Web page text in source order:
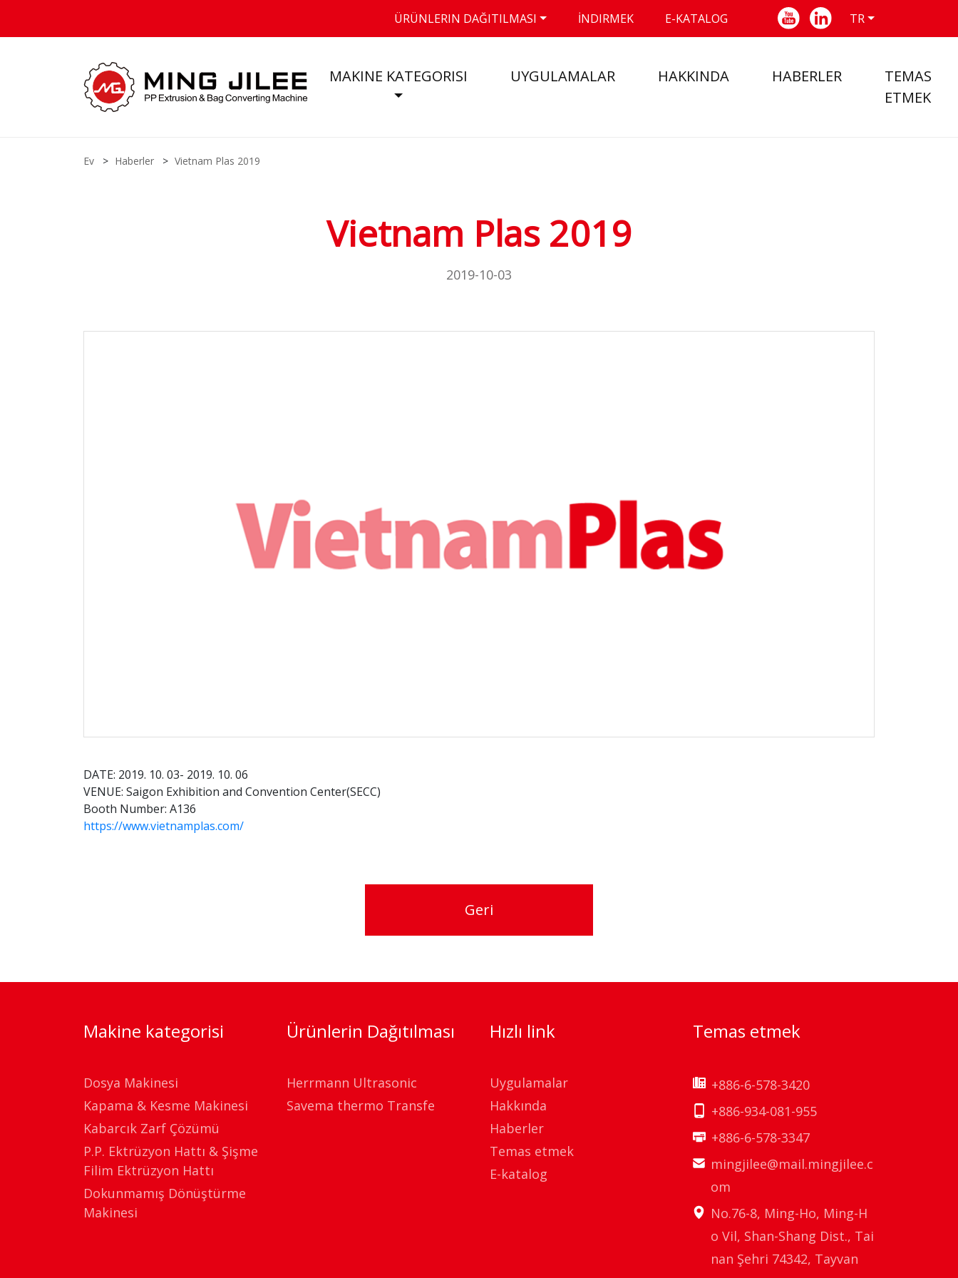
ÜRÜNLERIN DAĞITILMASI İNDIRMEK E-KATALOG TR
MAKINE KATEGORISI UYGULAMALAR HAKKINDA HABERLER
TEMAS
ETMEK
Ev Haberler Vietnam Plas 2019
Vietnam Plas 2019
2019-10-03
DATE: 2019. 10. 03- 2019. 10. 06
VENUE: Saigon Exhibition and Convention Center(SECC)
Booth Number: A136
https://www.vietnamplas.com/
Geri
Makine kategorisi
Dosya Makinesi
Kapama & Kesme Makinesi
Kabarcık Zarf Çözümü
P.P. Ektrüzyon Hattı & Şişme
Filim Ektrüzyon Hattı
Dokunmamış Dönüştürme
Makinesi
Ürünlerin Dağıtılması
Herrmann Ultrasonic
Savema thermo Transfe
Hızlı link
Uygulamalar
Hakkında
Haberler
Temas etmek
E-katalog
Temas etmek
+886-6-578-3420
+886-934-081-955
+886-6-578-3347
mingjilee@mail.mingjilee.c
om
No.76-8, Ming-Ho, Ming-H
o Vil, Shan-Shang Dist., Tai
nan Şehri 74342, Tayvan